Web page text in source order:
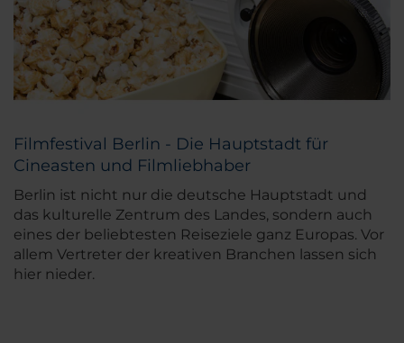
Filmfestival Berlin - Die Hauptstadt für
Cineasten und Filmliebhaber
Berlin ist nicht nur die deutsche Hauptstadt und
das kulturelle Zentrum des Landes, sondern auch
eines der beliebtesten Reiseziele ganz Europas. Vor
allem Vertreter der kreativen Branchen lassen sich
hier nieder.